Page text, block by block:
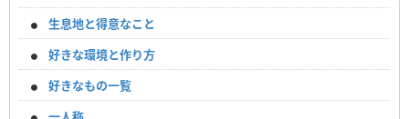
生息地と得意なこと
好きな環境と作り方
好きなもの一覧